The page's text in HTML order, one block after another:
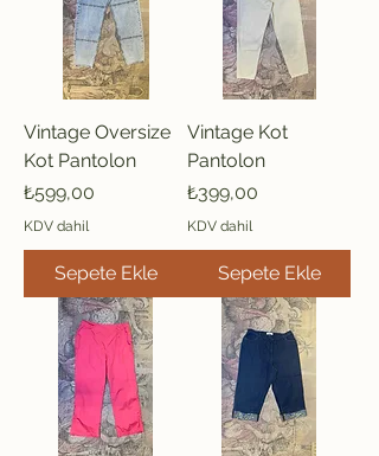
Vintage Oversize
Kot Pantolon
Fiyat
₺599,00
KDV dahil
Sepete Ekle
Vintage Kot
Pantolon
Fiyat
₺399,00
KDV dahil
Sepete Ekle